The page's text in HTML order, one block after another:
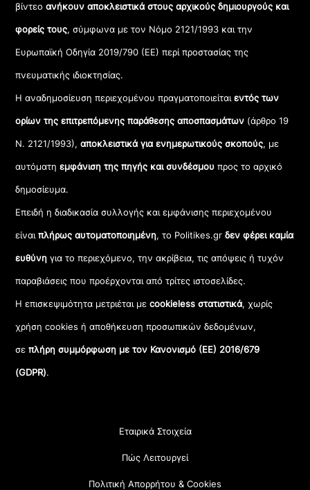
βίντεοανήκουν αποκλειστικά στους αρχικούς δημιουργούς και
φορείς τους, σύμφωνα με τον Νόμο 2121/1993 και την
Ευρωπαϊκή Οδηγία 2019/790 (ΕΕ) περί προστασίας της
πνευματικής ιδιοκτησίας.
Η αναδημοσίευση περιεχομένου πραγματοποιείταιεντός των
ορίων της επιτρεπόμενης παράθεσης αποσπασμάτων (άρθρο 19
Ν. 2121/1993), αποκλειστικά για ενημερωτικούς σκοπούς, με
αυτόματηεμφάνιση της πηγής και συνδέσμου προς το αρχικό
δημοσίευμα.
Επειδή η διαδικασία συλλογής και εμφάνισης περιεχομένου
είναιπλήρως αυτοματοποιημένη, το Politikes.grδεν φέρει καμία
ευθύνη για το περιεχόμενο, την ακρίβεια, τις απόψεις ή τυχόν
παραβιάσεις που προέρχονται από τρίτες ιστοσελίδες.
Η επισκεψιμότητα μετριέται μεcookieless στατιστικά, χωρίς
χρήση cookies ή αποθήκευση προσωπικών δεδομένων,
σεπλήρη συμμόρφωση με τον Κανονισμό (ΕΕ) 2016/679
(GDPR).
Εταιρικά Στοιχεία
Πώς Λειτουργεί
Πολιτική Απορρήτου & Cookies